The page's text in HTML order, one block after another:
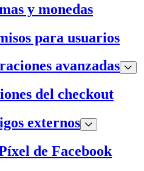
y monedas
para usuarios
avanzadas
del checkout
externos
de Facebook